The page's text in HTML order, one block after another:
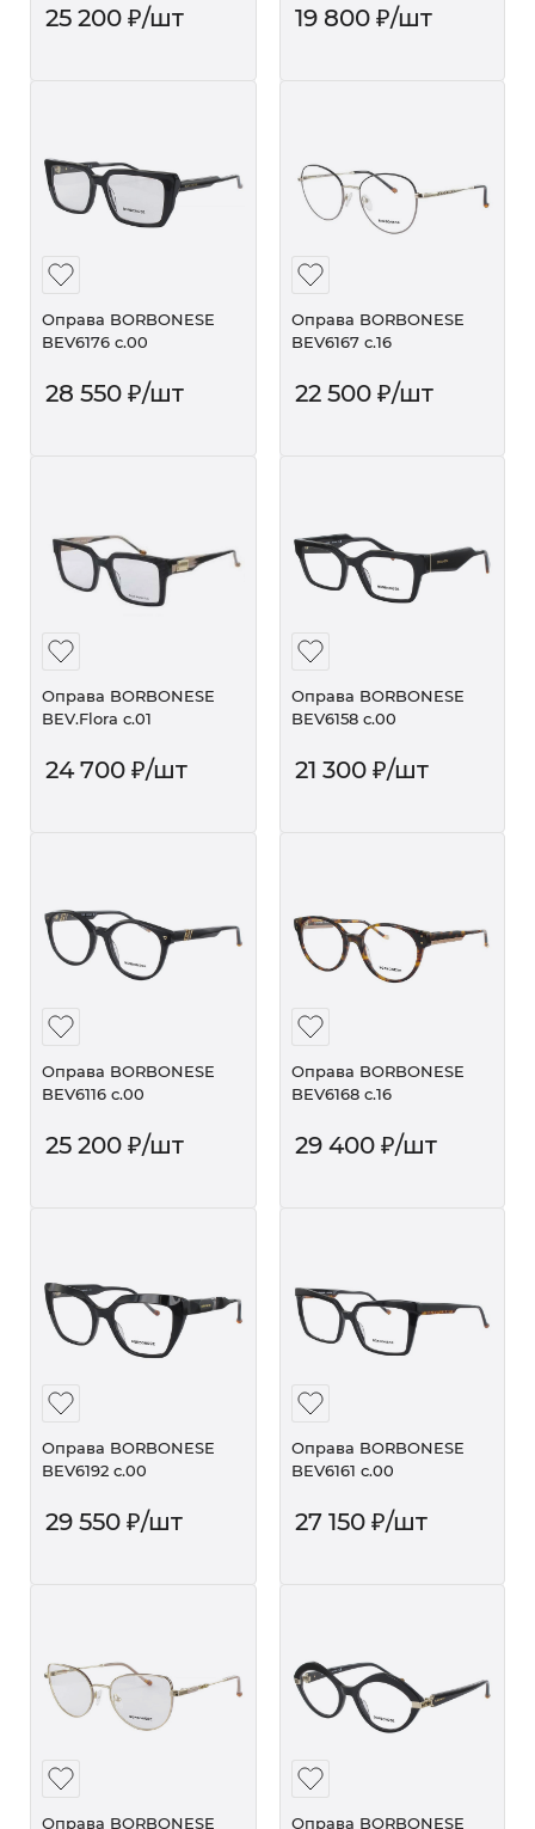
25 200 ₽/шт 19 800₽/шт
Оправа BORBONESE
BEV6176 c.00
28 550 ₽/шт
Оправа BORBONESE
BEV6167 c.16
22 500₽/шт
Оправа BORBONESE
BEV.Flora c.01
24 700 ₽/шт
Оправа BORBONESE
BEV6158 c.00
21 300₽/шт
Оправа BORBONESE
BEV6116 c.00
25 200 ₽/шт
Оправа BORBONESE
BEV6168 c.16
29 400₽/шт
Оправа BORBONESE
BEV6192 c.00
29 550 ₽/шт
Оправа BORBONESE
BEV6161 c.00
27 150₽/шт
Оправа BORBONESE Оправа BORBONESE